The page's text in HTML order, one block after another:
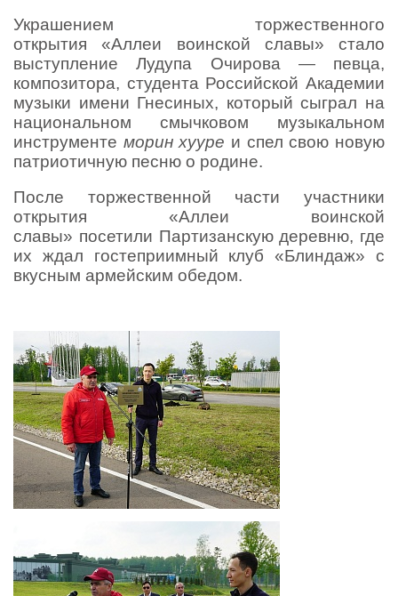
Украшением торжественного
открытия «Аллеи воинской славы» стало
выступление Лудупа Очирова — певца,
композитора, студента Российской Академии
музыки имени Гнесиных, который сыграл на
национальном смычковом музыкальном
инструменте морин хууре и спел свою новую
патриотичную песню о родине.
После торжественной части участники
открытия «Аллеи воинской
славы» посетили Партизанскую деревню, где
их ждал гостеприимный клуб «Блиндаж» с
вкусным армейским обедом.